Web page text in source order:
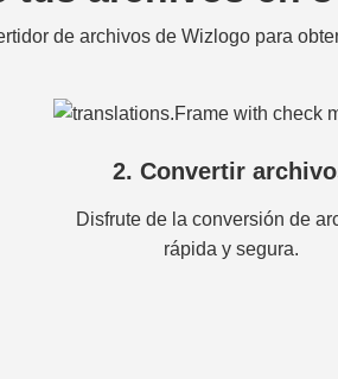
de archivos de Wizlogo para
2. Convertir
Disfrute de la conversión de
rápida y segura.